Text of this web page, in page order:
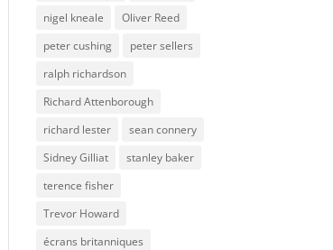
nigel kneale
Oliver Reed
peter cushing
peter sellers
ralph richardson
Richard Attenborough
richard lester
sean connery
Sidney Gilliat
stanley baker
terence fisher
Trevor Howard
écrans britanniques